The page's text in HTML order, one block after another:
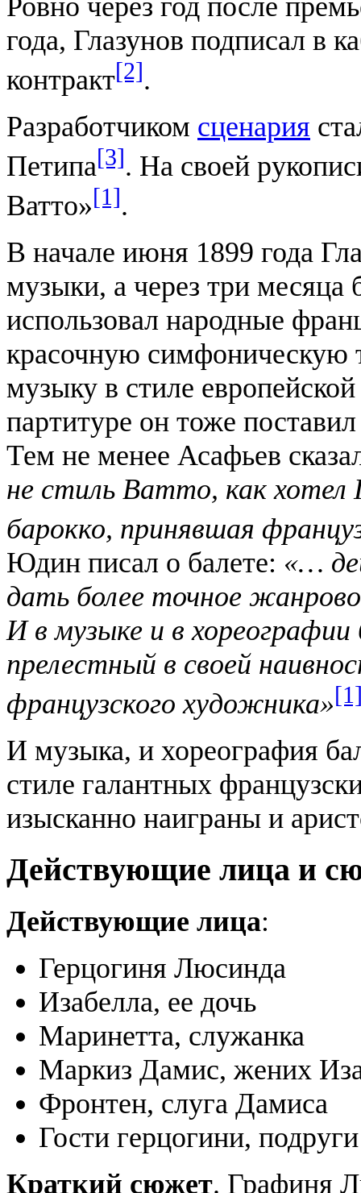
Ровно через год после
года, Глазунов подписал в
контракт[2].
Разработчиком сценария
Петипа[3]. На своей
Ватто»[1].
В начале июня 1899 года
музыки, а через три месяца
использовал народные
красочную симфоническую
музыку в стиле
партитуре он тоже
Тем не менее Асафьев
не стиль Ватто, как хотел
барокко, принявшая
Юдин писал о балете: «…
дать более точное
И в музыке и в
прелестный в своей
французского художника»
И музыка, и хореография
стиле галантных
изысканно наиграны и
Действующие лица и
Действующие лица:
Герцогиня Люсинда
Изабелла, ее дочь
Маринетта, служанка
Маркиз Дамис, жених
Фронтен, слуга Дамиса
Гости герцогини,
Краткий сюжет. Графиня